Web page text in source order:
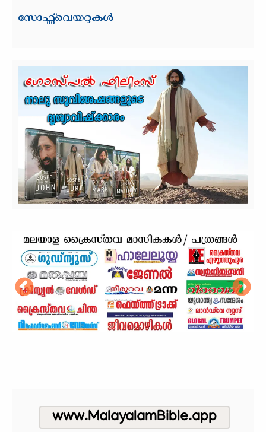
സോഫ്റ്റ്‌വെയറുകള്‍
www.MalayalamBible.app